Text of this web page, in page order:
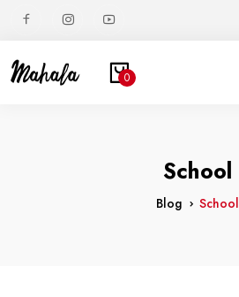
0
School
Blog School